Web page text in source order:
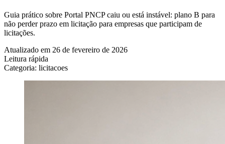
Guia prático sobre Portal PNCP caiu ou está instável: plano B para
não perder prazo em licitação para empresas que participam de
licitações.
Atualizado em 26 de fevereiro de 2026
Leitura rápida
Categoria: licitacoes